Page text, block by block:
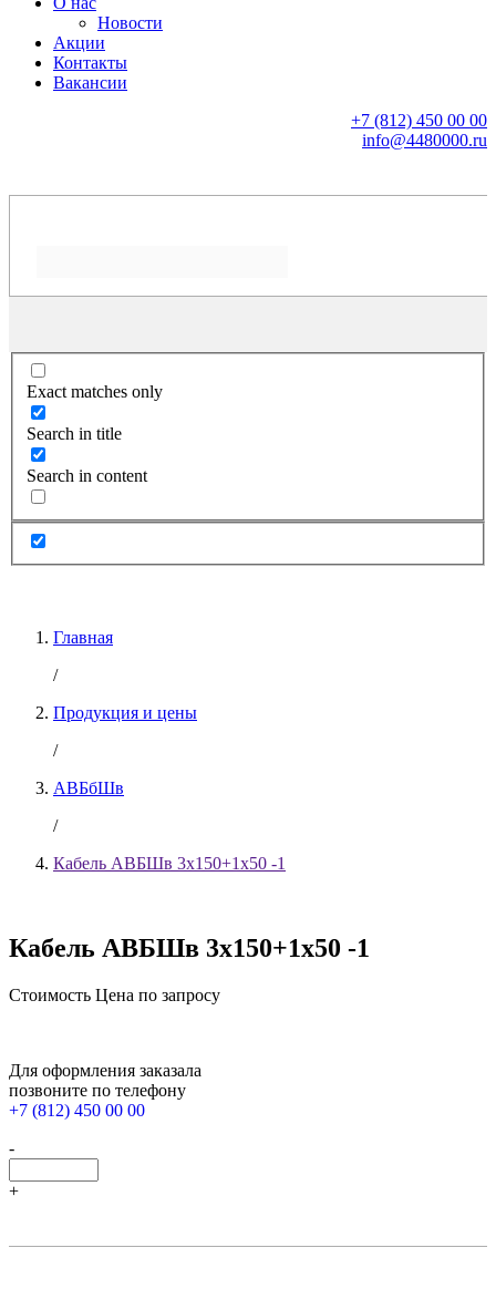
Новости
Акции
Контакты
Вакансии
+7 (812) 450 00 00
info@4480000.ru
Exact matches only
Search in title
Search in content
Главная
/
Продукция и цены
/
АВБбШв
/
Кабель АВБШв 3х150+1х50 -1
Кабель АВБШв 3х150+1х50 -1
Стоимость Цена по запросу
Для оформления заказала
позвоните по телефону
+7 (812) 450 00 00
-
+